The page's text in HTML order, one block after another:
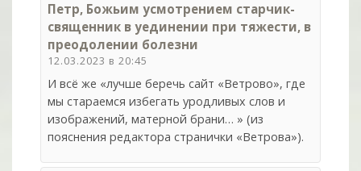
Петр, Божьим усмотрением старчик-
священник в уединении при тяжести, в
преодолении болезни
12.03.2023 в 20:45
И всё же «лучше беречь сайт «Ветрово», где
мы стараемся избегать уродливых слов и
изображений, матерной брани… » (из
пояснения редактора странички «Ветрова»).